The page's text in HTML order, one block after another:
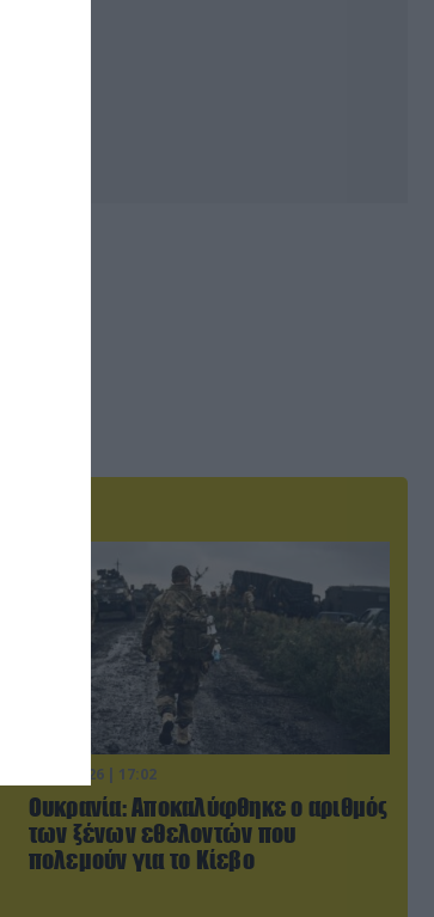
06.08.2026 | 17:02
Ουκρανία: Αποκαλύφθηκε ο αριθμός
των ξένων εθελοντών που
πολεμούν για το Κίεβο